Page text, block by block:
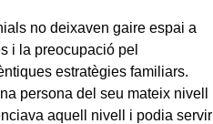
no deixaven gaire espai a
i la preocupació pel
estratègies familiars.
persona del seu mateix nivell
aquell nivell i podia servir